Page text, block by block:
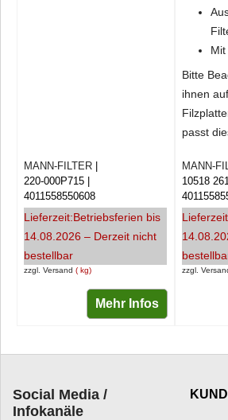
zzgl. Versand kg
MANN-FILTER
220-000P715
4011558550608
Lieferzeit:Betriebsferien bis
14.08.2026 – Derzeit nicht
bestellbar
Mehr Infos
Bitte
ihnen
passt
zzgl.
MANN-
10518
Social Media /
Infokanäle